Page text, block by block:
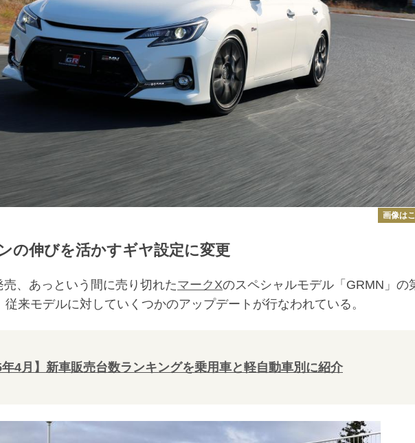
画像は
の伸びを活かすギヤ設定に変更
、あっという間に売り切れたマークXのスペシャルモデル「GRMN」の
来モデルに対していくつかのアップデートが行なわれている。
年4月】新車販売台数ランキングを乗用車と軽自動車別に紹介